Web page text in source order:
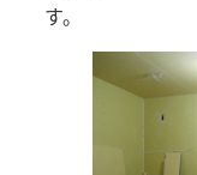
す。